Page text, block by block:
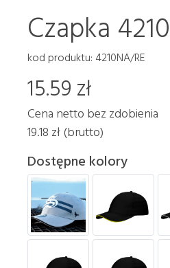
Czapka
kod produktu: 4210NA/RE
15.59 zł
Cena netto bez zdobienia
19.18 zł (brutto)
Dostępne kolory